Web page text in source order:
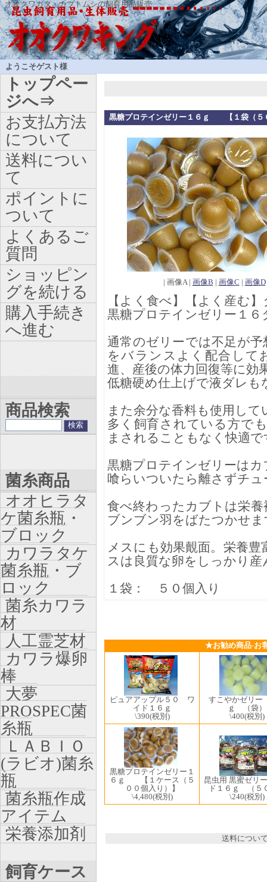
オオクワガタ・カブトムシの飼育用品販売
ようこそゲスト様
黒糖プロテインゼリー１６ｇ 【１袋（５
| 画像A | 画像B | 画像C | 画像D
【よく食べ】【よく産む
黒糖プロテインゼリー１６
通常のゼリーでは不足が
をバランスよく配合して
進、産後の体力回復等に効
低糖硬め仕上げで液ダレ
また余分な香料も使用し
多く飼育されている方で
まされることもなく快適で
黒糖プロテインゼリーは
喰らいついたら離さずチ
食べ終わったカブトは栄
ブンブン羽をばたつかせま
メスにも効果覿面。栄養
スは良質な卵をしっかり
１袋： ５０個入り
★お勧め商品-お
ピュアアップル５０ ワ
イド１６ｇ
\390(税別)
すこやかゼリ
ｇ （袋）
\400(税別)
黒糖プロテインゼリー１
６ｇ 【１ケース（５
００個入り）】
\4,480(税別)
昆虫用 黒蜜ゼリ
ド１６ｇ （５
\240(税別)
送料につい
トップペー
ジへ⇒
お支払方法
について
送料につい
て
ポイントに
ついて
よくあるご
質問
ショッピン
グを続ける
購入手続き
へ進む
商品検索
菌糸商品
オオヒラタ
ケ菌糸瓶・
ブロック
カワラタケ
菌糸瓶・ブ
ロック
菌糸カワラ
材
人工霊芝材
カワラ爆卵
棒
大夢
PROSPEC菌
糸瓶
ＬＡＢＩＯ
(ラビオ)菌糸
瓶
菌糸瓶作成
アイテム
栄養添加剤
飼育ケース